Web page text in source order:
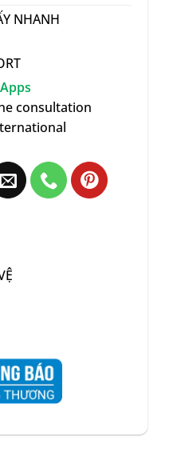
NHANH
consultation